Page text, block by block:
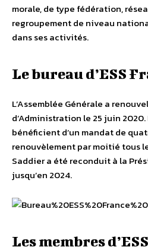
morale, de type fédération,
regroupement de niveau
dans ses activités.
Le bureau d’ESS
L’Assemblée Générale a
d’Administration le 25 juin
bénéficient d’un mandat de
renouvèlement par moitié tous
Saddier a été reconduit à la
jusqu’en 2024.
Les membres